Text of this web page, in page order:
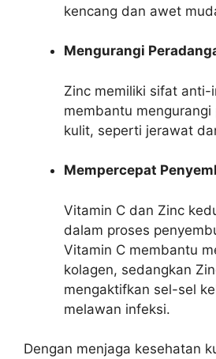
kencang dan awet
Mengurangi
Zinc memiliki sifat anti-
membantu
kulit, seperti jerawat
Mempercepat
Vitamin C dan Zinc
dalam proses
Vitamin C membantu
kolagen, sedangkan
mengaktifkan sel-sel
melawan infeksi.
Dengan menjaga kesehatan